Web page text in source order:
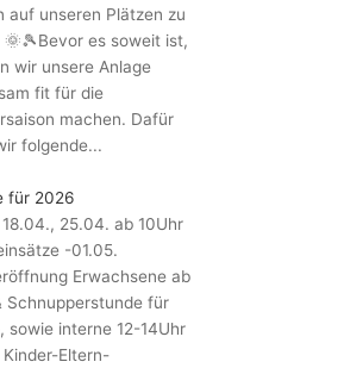
auf unseren Plätzen zu
🌞🎾Bevor es soweit ist,
wir unsere Anlage
fit für die
machen. Dafür
folgende...
für 2026
18.04., 25.04. ab 10Uhr
-01.05.
Erwachsene ab
Schnupperstunde für
sowie interne 12-14Uhr
Eltern-